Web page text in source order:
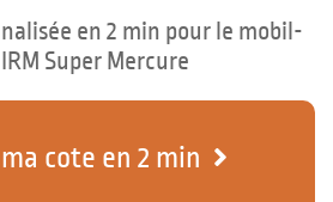
en 2 min pour le mobil-
Super Mercure
cote en 2 min